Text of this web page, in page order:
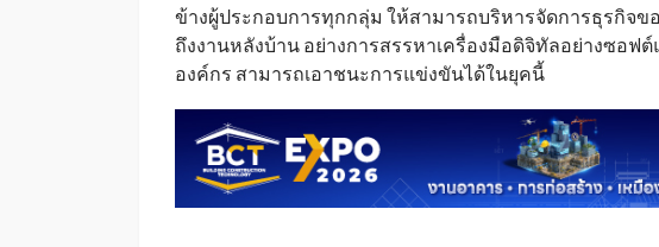
ข้างผู้ประกอบการทุกกลุ่ม ให้สามารถบริหารจัดการธุรกิจข
ถึงงานหลังบ้าน อย่างการสรรหาเครื่องมือดิจิทัลอย่างซอฟ
องค์กร สามารถเอาชนะการแข่งขันได้ในยุคนี้